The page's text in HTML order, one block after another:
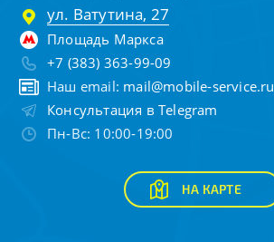
ул. Ватутина, 27
Площадь Маркса
+7 (383) 363-99-09
Наш email: mail@mobile-service.ru
Консультация в Telegram
Пн-Вс: 10:00-19:00
НА КАРТЕ